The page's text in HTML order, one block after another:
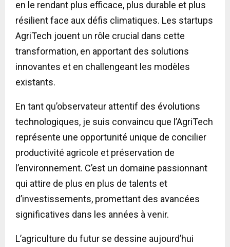
en le rendant plus efficace, plus durable et plus
résilient face aux défis climatiques. Les startups
AgriTech jouent un rôle crucial dans cette
transformation, en apportant des solutions
innovantes et en challengeant les modèles
existants.
En tant qu’observateur attentif des évolutions
technologiques, je suis convaincu que l’AgriTech
représente une opportunité unique de concilier
productivité agricole et préservation de
l’environnement. C’est un domaine passionnant
qui attire de plus en plus de talents et
d’investissements, promettant des avancées
significatives dans les années à venir.
L’agriculture du futur se dessine aujourd’hui